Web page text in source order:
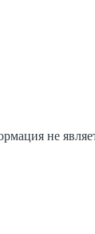
не